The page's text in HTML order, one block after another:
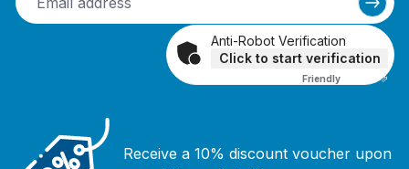
Anti-Robot Verification
Click to start verification
Friendly Captcha ⇗
Receive a 10% discount voucher upon